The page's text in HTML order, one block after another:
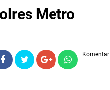
Metro
Komentar